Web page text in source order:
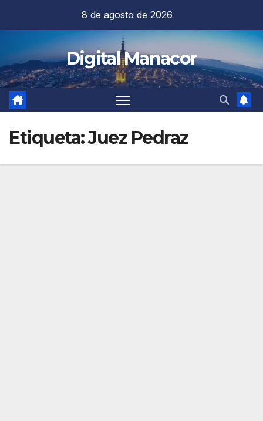
contenido
8 de agosto de 2026
Digital Manacor
Etiqueta:Juez Pedraz